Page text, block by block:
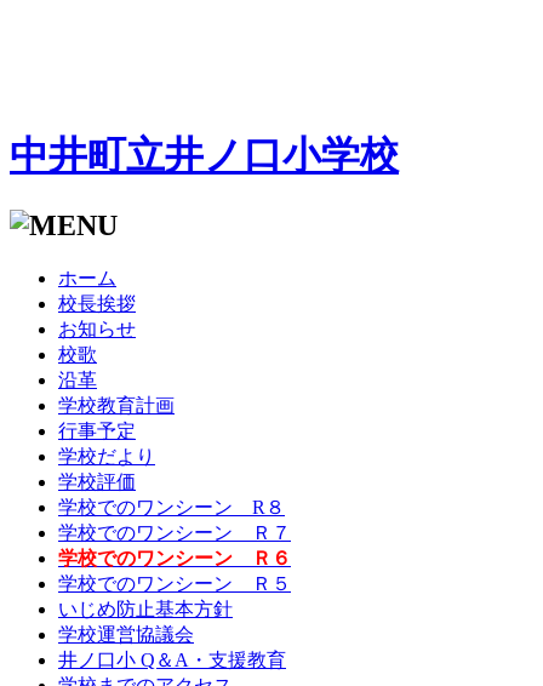
中井町立井ノ口小学校
ホーム
校長挨拶
お知らせ
校歌
沿革
学校教育計画
行事予定
学校だより
学校評価
学校でのワンシーン R８
学校でのワンシーン Ｒ７
学校でのワンシーン Ｒ６
学校でのワンシーン Ｒ５
いじめ防止基本方針
学校運営協議会
井ノ口小 Q＆A・支援教育